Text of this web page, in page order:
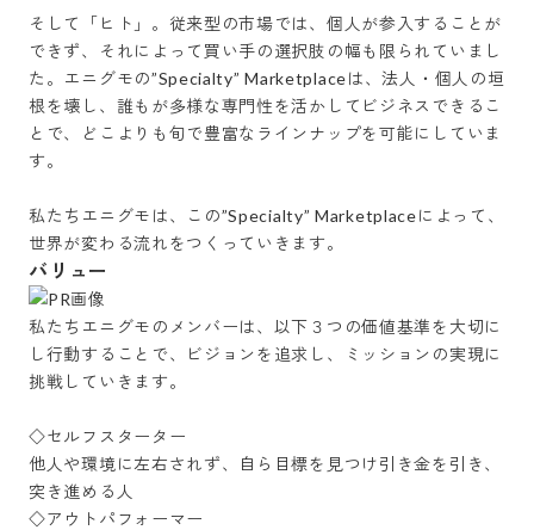
そして「ヒト」。従来型の市場では、個人が参入することが
できず、それによって買い手の選択肢の幅も限られていまし
た。エニグモの”Specialty” Marketplaceは、法人・個人の垣
根を壊し、誰もが多様な専門性を活かしてビジネスできるこ
とで、どこよりも旬で豊富なラインナップを可能にしていま
す。
私たちエニグモは、この”Specialty” Marketplaceによって、
世界が変わる流れをつくっていきます。
バリュー
私たちエニグモのメンバーは、以下３つの価値基準を大切に
し行動することで、ビジョンを追求し、ミッションの実現に
挑戦していきます。
◇セルフスターター
他人や環境に左右されず、自ら目標を見つけ引き金を引き、
突き進める人
◇アウトパフォーマー